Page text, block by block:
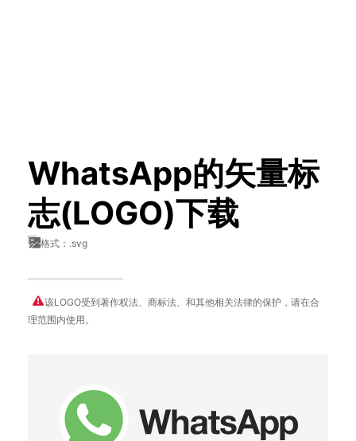
WhatsApp的矢量标
志(LOGO)下载
格式：.svg
该LOGO受到著作权法、商标法、和其他相关法律的保护，请在合
理范围内使用。